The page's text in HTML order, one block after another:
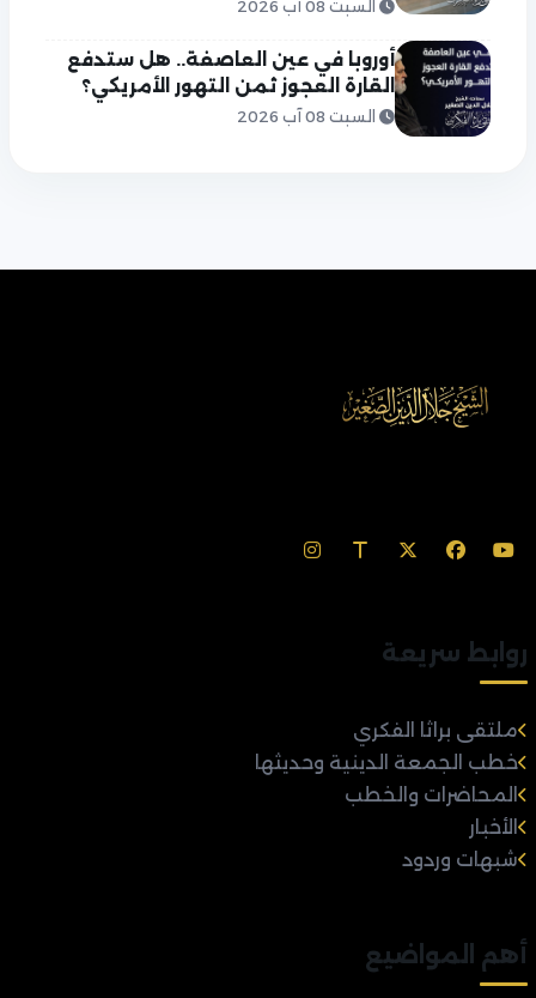
السبت 08 آب 2026
أوروبا في عين العاصفة.. هل ستدفع
القارة العجوز ثمن التهور الأمريكي؟
السبت 08 آب 2026
روابط سريعة
ملتقى براثا الفكري
خطب الجمعة الدينية وحديثها
المحاضرات والخطب
الأخبار
شبهات وردود
أهم المواضيع